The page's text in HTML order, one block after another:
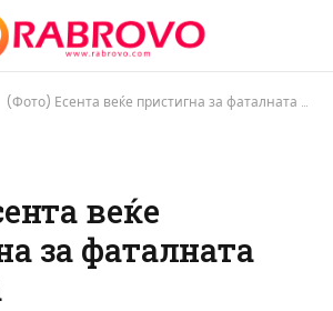
(Фото) Есента веќе пристигна за фаталната русокоса
веќе
за фаталната